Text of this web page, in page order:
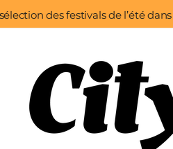
des festivals de l’été